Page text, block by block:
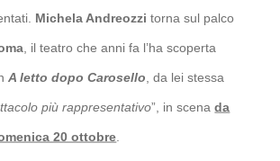
Michela Andreozzi torna sul palco
, il teatro che anni fa l’ha scoperta
A letto dopo Carosello , da lei stessa
più rappresentativo”, in scenada
20 ottobre